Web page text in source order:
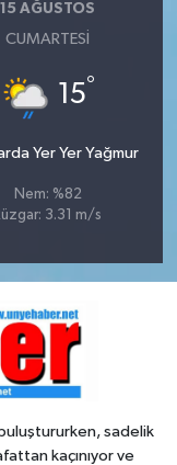
15 AĞUSTOS
CUMARTESI
15°
Yer Yer Yağmur
Nem: %82
3.31 m/s
sadelik
kaçınıyor ve